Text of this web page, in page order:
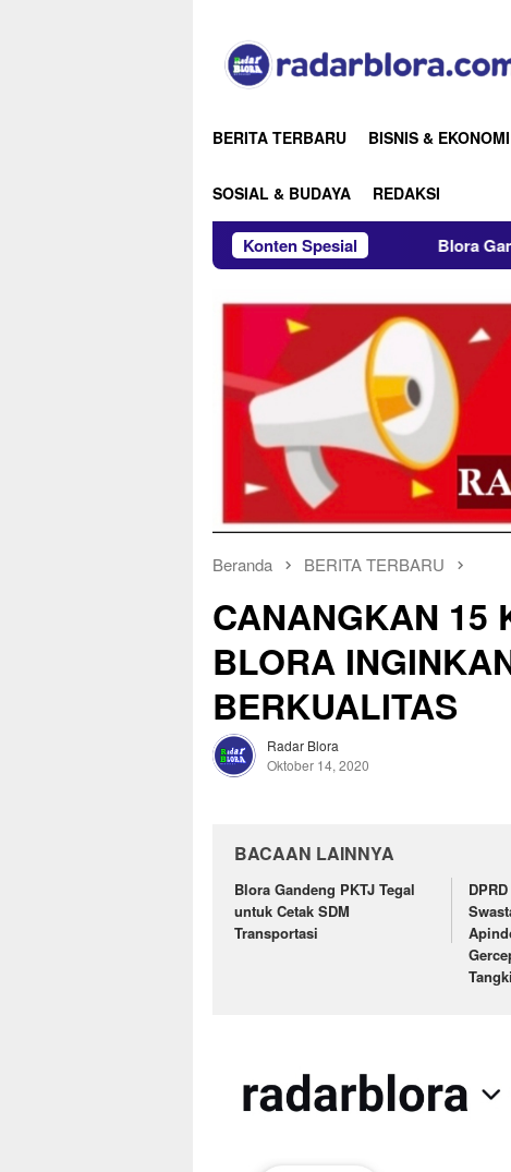
konten
BERITA TERBARU BISNIS & EKONOMI
SOSIAL & BUDAYA REDAKSI
Konten Spesial
Blora Gandeng PKTJ Tegal untuk
Beranda BERITA TERBARU
CANANGKAN 15
BLORA
BERKUALITAS
Radar Blora
Oktober 14, 2020
BACAAN LAINNYA
Blora Gandeng PKTJ Tegal
untuk Cetak SDM
Transportasi